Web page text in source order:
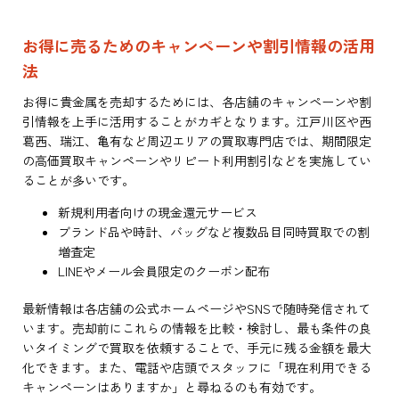
お得に売るためのキャンペーンや割引情報の活用
法
お得に貴金属を売却するためには、各店舗のキャンペーンや割
引情報を上手に活用することがカギとなります。江戸川区や西
葛西、瑞江、亀有など周辺エリアの買取専門店では、期間限定
の高価買取キャンペーンやリピート利用割引などを実施してい
ることが多いです。
新規利用者向けの現金還元サービス
ブランド品や時計、バッグなど複数品目同時買取での割
増査定
LINEやメール会員限定のクーポン配布
最新情報は各店舗の公式ホームページやSNSで随時発信されて
います。売却前にこれらの情報を比較・検討し、最も条件の良
いタイミングで買取を依頼することで、手元に残る金額を最大
化できます。また、電話や店頭でスタッフに「現在利用できる
キャンペーンはありますか」と尋ねるのも有効です。